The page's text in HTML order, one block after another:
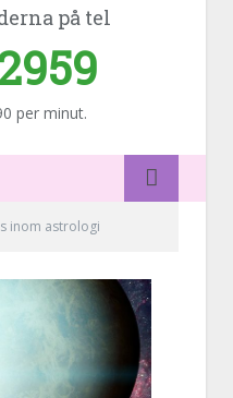
på tel
per minut.
inom astrologi